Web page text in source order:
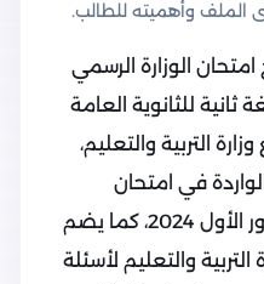
وأهميته للطالب.
الوزارة الرسمي
ثانية للثانوية العامة
من موقع وزارة التربية والتعليم،
في امتحان
الإسباني للثانوية العامة الدور الأول 2024، كما يضم
والتعليم لأسئلة